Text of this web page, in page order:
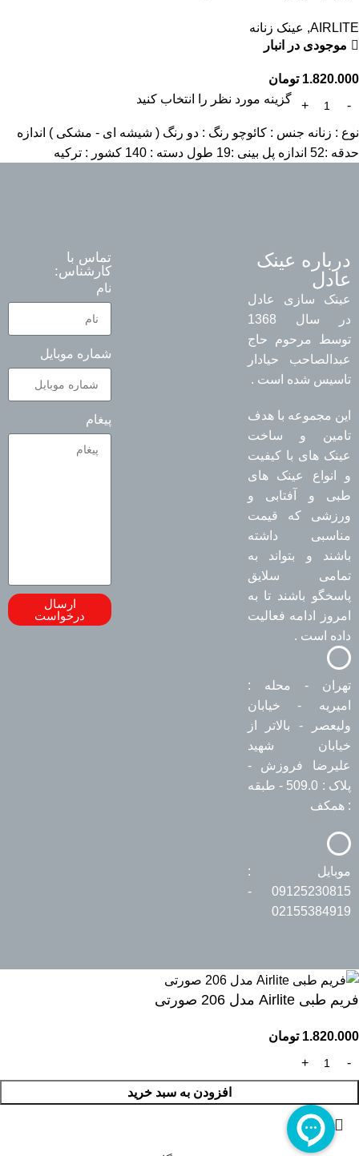
AIRLITE
, عینک زنانه
موجودی در انبار
1.820.000 تومان
گزینه مورد نظر را انتخاب کنید
نوع : زنانه جنس : کائوچو رنگ : دو رنگ ( شیشه ای - مشکی ) اندازه
حدقه :52 اندازه پل بینی :19 طول دسته : 140 کشور : ترکیه
درباره عینک
عادل
عینک سازی عادل
در سال 1368
توسط مرحوم حاج
عبدالصاحب حیادار
تاسیس شده است .
این مجموعه با هدف
تامین و ساخت
عینک های با کیفیت
و انواع عینک های
طبی و آفتابی و
ورزشی که قیمت
مناسبی داشته
باشند و بتواند به
تمامی سلایق
پاسخگو باشند تا به
امروز ادامه فعالیت
داده است .
تهران - محله :
امیریه - خیابان
ولیعصر - بالاتر از
خیابان شهید
علیرضا فروزش -
پلاک : 509.0 - طبقه
: همکف
موبایل :
09125230815 -
02155384919
تماس با
کارشناس:
نام
شماره موبایل
پیغام
ارسال
درخواست
فریم طبی Airlite مدل 206 صورتی
1.820.000 تومان
افزودن به سبد خرید